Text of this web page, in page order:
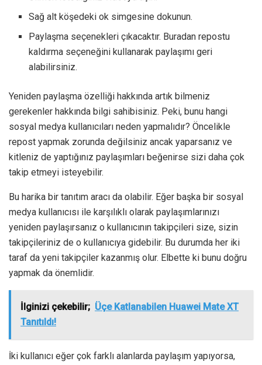
Sağ alt köşedeki ok simgesine dokunun.
Paylaşma seçenekleri çıkacaktır. Buradan repostu
kaldırma seçeneğini kullanarak paylaşımı geri
alabilirsiniz.
Yeniden paylaşma özelliği hakkında artık bilmeniz
gerekenler hakkında bilgi sahibisiniz. Peki, bunu hangi
sosyal medya kullanıcıları neden yapmalıdır? Öncelikle
repost yapmak zorunda değilsiniz ancak yaparsanız ve
kitleniz de yaptığınız paylaşımları beğenirse sizi daha çok
takip etmeyi isteyebilir.
Bu harika bir tanıtım aracı da olabilir. Eğer başka bir sosyal
medya kullanıcısı ile karşılıklı olarak paylaşımlarınızı
yeniden paylaşırsanız o kullanıcının takipçileri size, sizin
takipçileriniz de o kullanıcıya gidebilir. Bu durumda her iki
taraf da yeni takipçiler kazanmış olur. Elbette ki bunu doğru
yapmak da önemlidir.
İlginizi çekebilir; Üçe Katlanabilen Huawei Mate XT
Tanıtıldı!
İki kullanıcı eğer çok farklı alanlarda paylaşım yapıyorsa,